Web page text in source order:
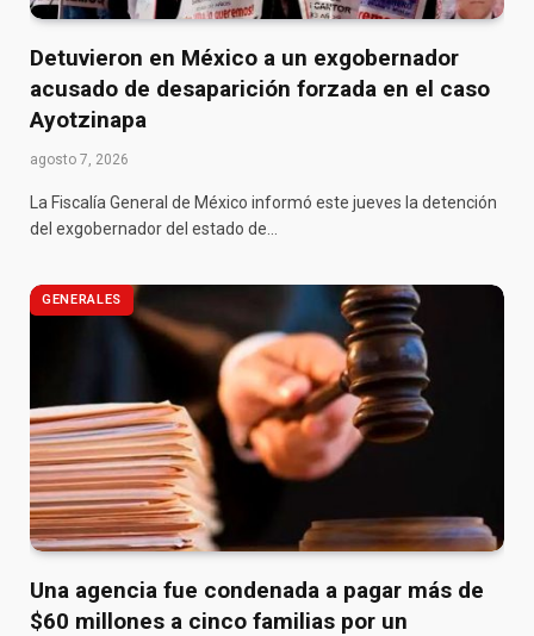
Detuvieron en México a un exgobernador
acusado de desaparición forzada en el caso
Ayotzinapa
agosto 7, 2026
La Fiscalía General de México informó este jueves la detención
del exgobernador del estado de…
GENERALES
Una agencia fue condenada a pagar más de
$60 millones a cinco familias por un